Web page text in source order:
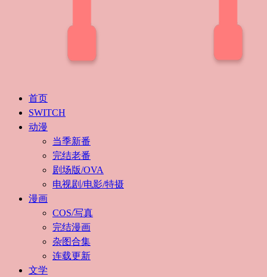
首页
SWITCH
动漫
当季新番
完结老番
剧场版/OVA
电视剧/电影/特摄
漫画
COS/写真
完结漫画
杂图合集
连载更新
文学